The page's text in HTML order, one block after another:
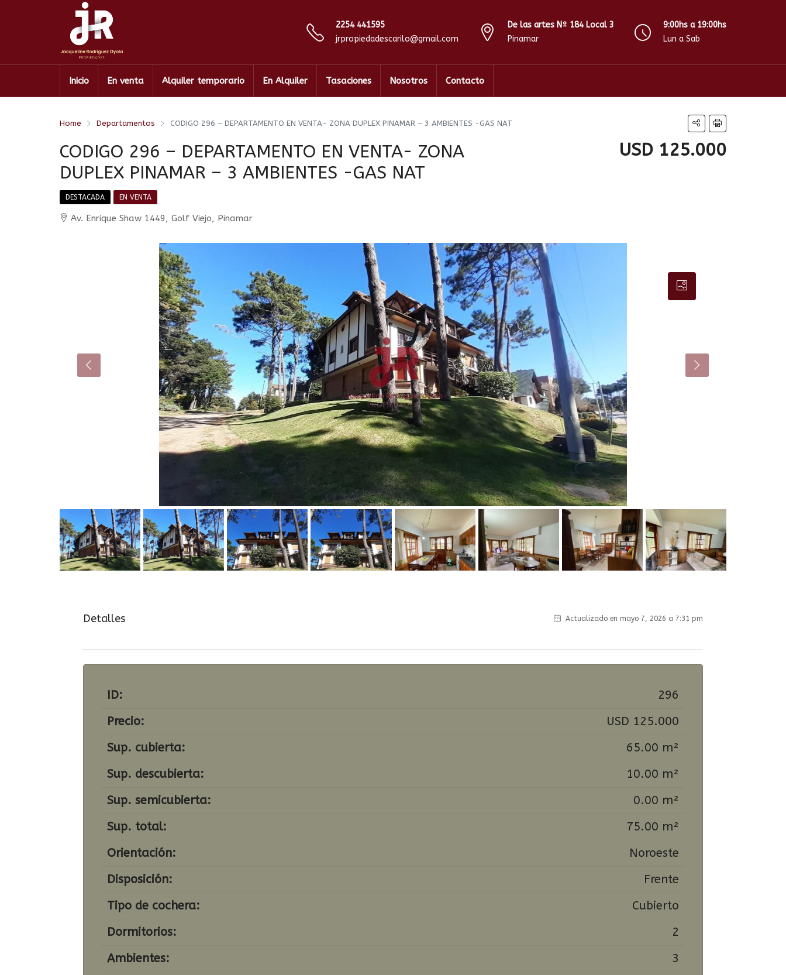
2254 441595
jrpropiedadescarilo@gmail.com
De las artes Nº 184 Local 3
Pinamar
9:00hs a 19:00hs
Lun a Sab
Inicio En venta Alquiler temporario En Alquiler Tasaciones Nosotros Contacto
Home Departamentos CODIGO 296 – DEPARTAMENTO EN VENTA- ZONA DUPLEX PINAMAR – 3 AMBIENTES -GAS NAT
CODIGO 296 – DEPARTAMENTO EN VENTA- ZONA
DUPLEX PINAMAR – 3 AMBIENTES -GAS NAT
USD 125.000
DESTACADA EN VENTA
Av. Enrique Shaw 1449, Golf Viejo, Pinamar
Detalles Actualizado en mayo 7, 2026 a 7:31 pm
ID:
296
Precio:
USD 125.000
Sup. cubierta:
65.00 m²
Sup. descubierta:
10.00 m²
Sup. semicubierta:
0.00 m²
Sup. total:
75.00 m²
Orientación:
Noroeste
Disposición:
Frente
Tipo de cochera:
Cubierto
Dormitorios:
2
Ambientes:
3